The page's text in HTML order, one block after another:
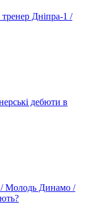
Дніпра-1 /
дебюти в
Молодь Динамо /